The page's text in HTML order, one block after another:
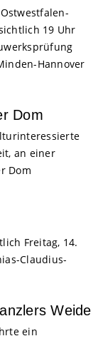
19 Uhr
Hannover
Dom
an einer
Dom
Freitag, 14.
Claudius-
Weide
ein